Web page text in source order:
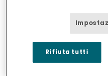
Utensileria
Scegliete la tecnica
Rifiuta tutti